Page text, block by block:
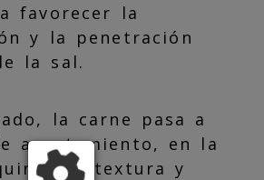
favorecer la
y la penetración
la sal.
la carne pasa a
asentamiento, en la
textura y